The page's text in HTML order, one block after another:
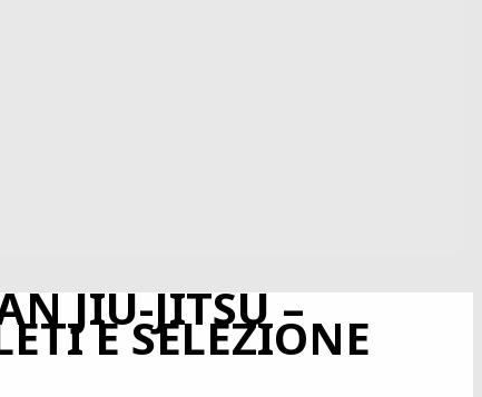
JIU-JITSU –
E SELEZIONE